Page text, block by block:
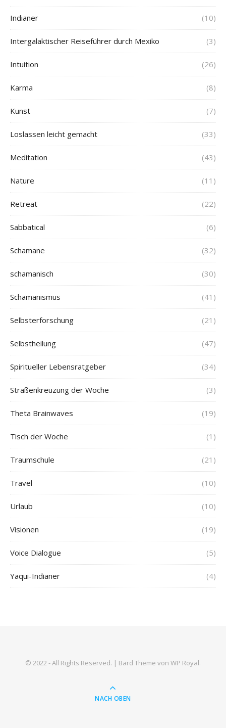
Indianer (10)
Intergalaktischer Reiseführer durch Mexiko (3)
Intuition (26)
Karma (8)
Kunst (7)
Loslassen leicht gemacht (33)
Meditation (43)
Nature (11)
Retreat (22)
Sabbatical (6)
Schamane (32)
schamanisch (30)
Schamanismus (41)
Selbsterforschung (21)
Selbstheilung (47)
Spiritueller Lebensratgeber (34)
Straßenkreuzung der Woche (3)
Theta Brainwaves (19)
Tisch der Woche (1)
Traumschule (21)
Travel (10)
Urlaub (10)
Visionen (19)
Voice Dialogue (5)
Yaqui-Indianer (4)
© 2022 - All Rights Reserved. | Bard Theme von WP Royal.
NACH OBEN